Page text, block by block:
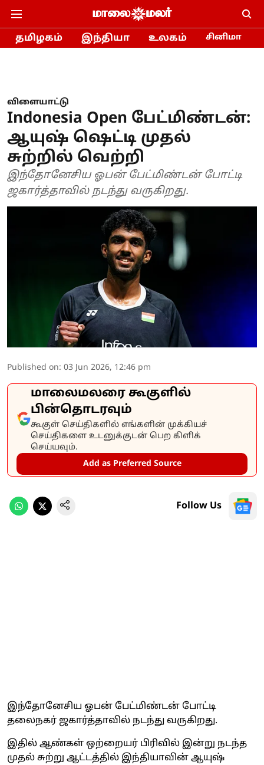
தமிழகம் இந்தியா உலகம் சினிமா
விளையாட்டு
Indonesia Open பேட்மிண்டன்:
ஆயுஷ் ஷெட்டி முதல்
சுற்றில் வெற்றி
இந்தோனேசிய ஓபன் பேட்மிண்டன் போட்டி
ஜகார்த்தாவில் நடந்து வருகிறது.
Published on: 03 Jun 2026, 12:46 pm
மாலைமலரை கூகுளில்
பின்தொடரவும்
கூகுள் செய்திகளில் எங்களின் முக்கியச்
செய்திகளை உடனுக்குடன் பெற கிளிக்
செய்யவும்.
Add as Preferred Source
Follow Us
இந்தோனேசிய ஓபன் பேட்மிண்டன் போட்டி
தலைநகர் ஜகார்த்தாவில் நடந்து வருகிறது.
இதில் ஆண்கள் ஒற்றையர் பிரிவில் இன்று நடந்த
முதல் சுற்று ஆட்டத்தில் இந்தியாவின் ஆயுஷ்